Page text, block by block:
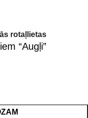
rotaļlietas
“Augļi”